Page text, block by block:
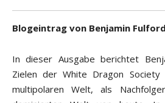
Blogeintrag von Benjamin
In dieser Ausgabe berichtet
Zielen der White Dragon Society
multipolaren Welt, als